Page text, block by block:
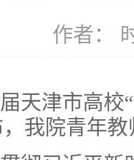
作者：
天津市高校
我院青年